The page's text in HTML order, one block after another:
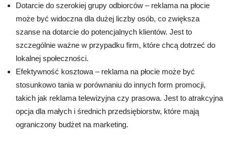
Dotarcie do szerokiej grupy odbiorców – reklama na płocie
może być widoczna dla dużej liczby osób, co zwiększa
szanse na dotarcie do potencjalnych klientów. Jest to
szczególnie ważne w przypadku firm, które chcą dotrzeć do
lokalnej społeczności.
Efektywność kosztowa – reklama na płocie może być
stosunkowo tania w porównaniu do innych form promocji,
takich jak reklama telewizyjna czy prasowa. Jest to atrakcyjna
opcja dla małych i średnich przedsiębiorstw, które mają
ograniczony budżet na marketing.